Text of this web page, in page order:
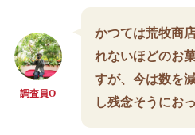
調査員O
かつては荒牧商
れないほどのお
すが、今は数を
し残念そうにお